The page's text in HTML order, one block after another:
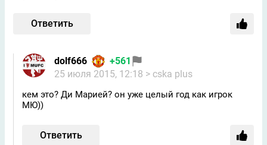
Ответить
dolf666
+561
25 июля 2015, 12:18 > cska plus
кем это? Ди Марией? он уже целый год как игрок
МЮ))
Ответить